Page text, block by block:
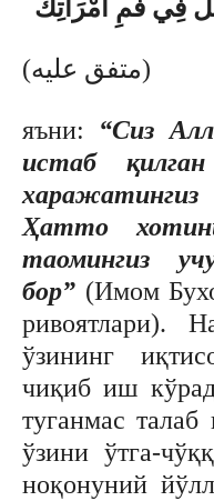
فِي فَمِ امْرَأَتِكَ
(متفق عليه)
яъни: “Сиз
истаб
Ҳатто
таомингиз
бор” (Имом
ривоятлари).
ўзининг
чиқиб иш
туганмас
ўзини ўтга-
ноқонуний